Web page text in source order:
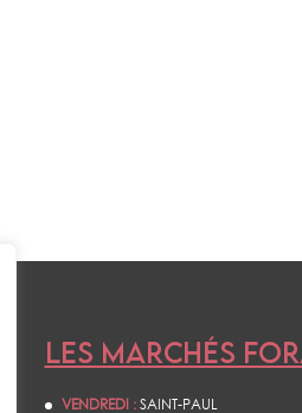
LES MARCHÉS
VENDREDI : SAINT-PAUL